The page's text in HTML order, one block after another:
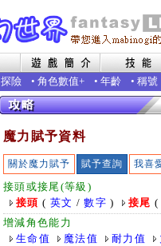
探險 • 角色數值+ • 年齡 • 稱號
魔力賦予資料
關於魔力賦予 賦予查詢 我喜
接頭或接尾(等級)
接頭 ( 英文 /數字 ) 接尾
增減角色能力
生命值
魔法值 耐力值